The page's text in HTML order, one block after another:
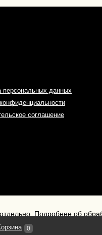
персональных данных
соглашение
0
Подробнее об